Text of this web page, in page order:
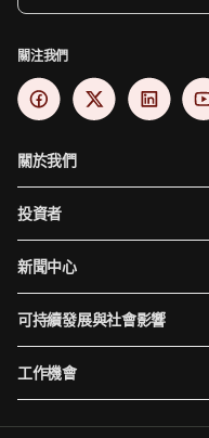
關注我們
關於我們
投資者
新聞中心
可持續發展與社會影響
工作機會